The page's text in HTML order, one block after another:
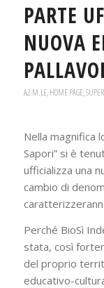
PARTE
NUOVA
A2 M.LE,HOME PAGE,
Nella magnifica
Sapori” si è
ufficializza una
cambio di
Perché BioSì
stata, così
del proprio
educativo-